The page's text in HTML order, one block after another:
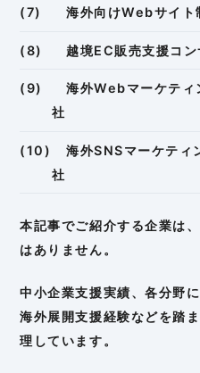
海外向けWebサイト
越境EC販売支援コン
海外Webマーケティ
社
海外SNSマーケティ
社
本記事でご紹介する企業は
はありません。
中小企業支援実績、各分野
海外展開支援経験などを踏
理しています。